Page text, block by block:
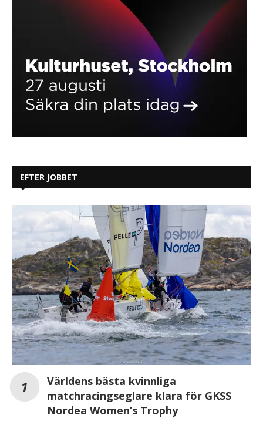
EFTER JOBBET
Världens bästa kvinnliga
matchracingseglare klara för GKSS
Nordea Women’s Trophy